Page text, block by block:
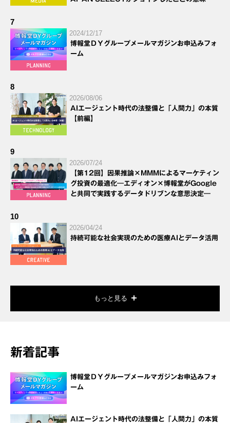
7
2024/12/17
博報堂ＤＹグループメールマガジンお申込みフォ
ーム
8
2026/08/06
AIエージェント時代の法整備と「人間力」の本質
【前編】
9
2026/07/24
【第12回】因果推論×MMMによるマーケティン
グ投資の最適化―エディオン×博報堂がGoogle
と共同で実践するデータドリブンな意思決定―
10
2026/04/24
持続可能な社会実現のための医療AIとデータ活用
もっと見る
新着記事
博報堂ＤＹグループメールマガジンお申込みフォ
ーム
AIエージェント時代の法整備と「人間力」の本質